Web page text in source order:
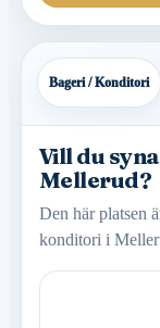
Bageri / Konditori
Vill du
Mellerud?
Den här platsen
konditori i